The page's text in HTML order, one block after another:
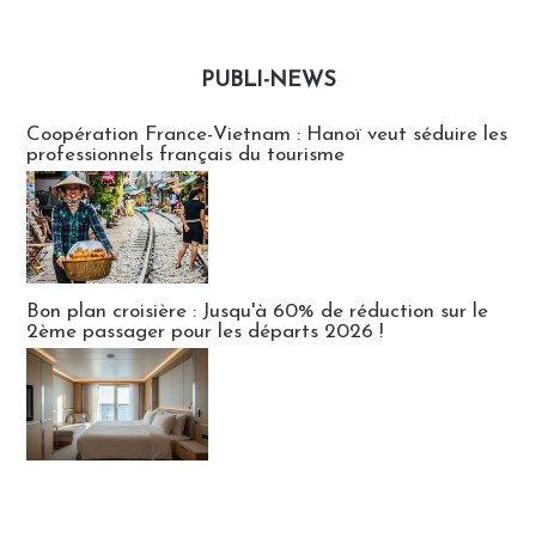
PUBLI-NEWS
Coopération France-Vietnam : Hanoï veut séduire les
professionnels français du tourisme
Bon plan croisière : Jusqu'à 60% de réduction sur le
2ème passager pour les départs 2026 !